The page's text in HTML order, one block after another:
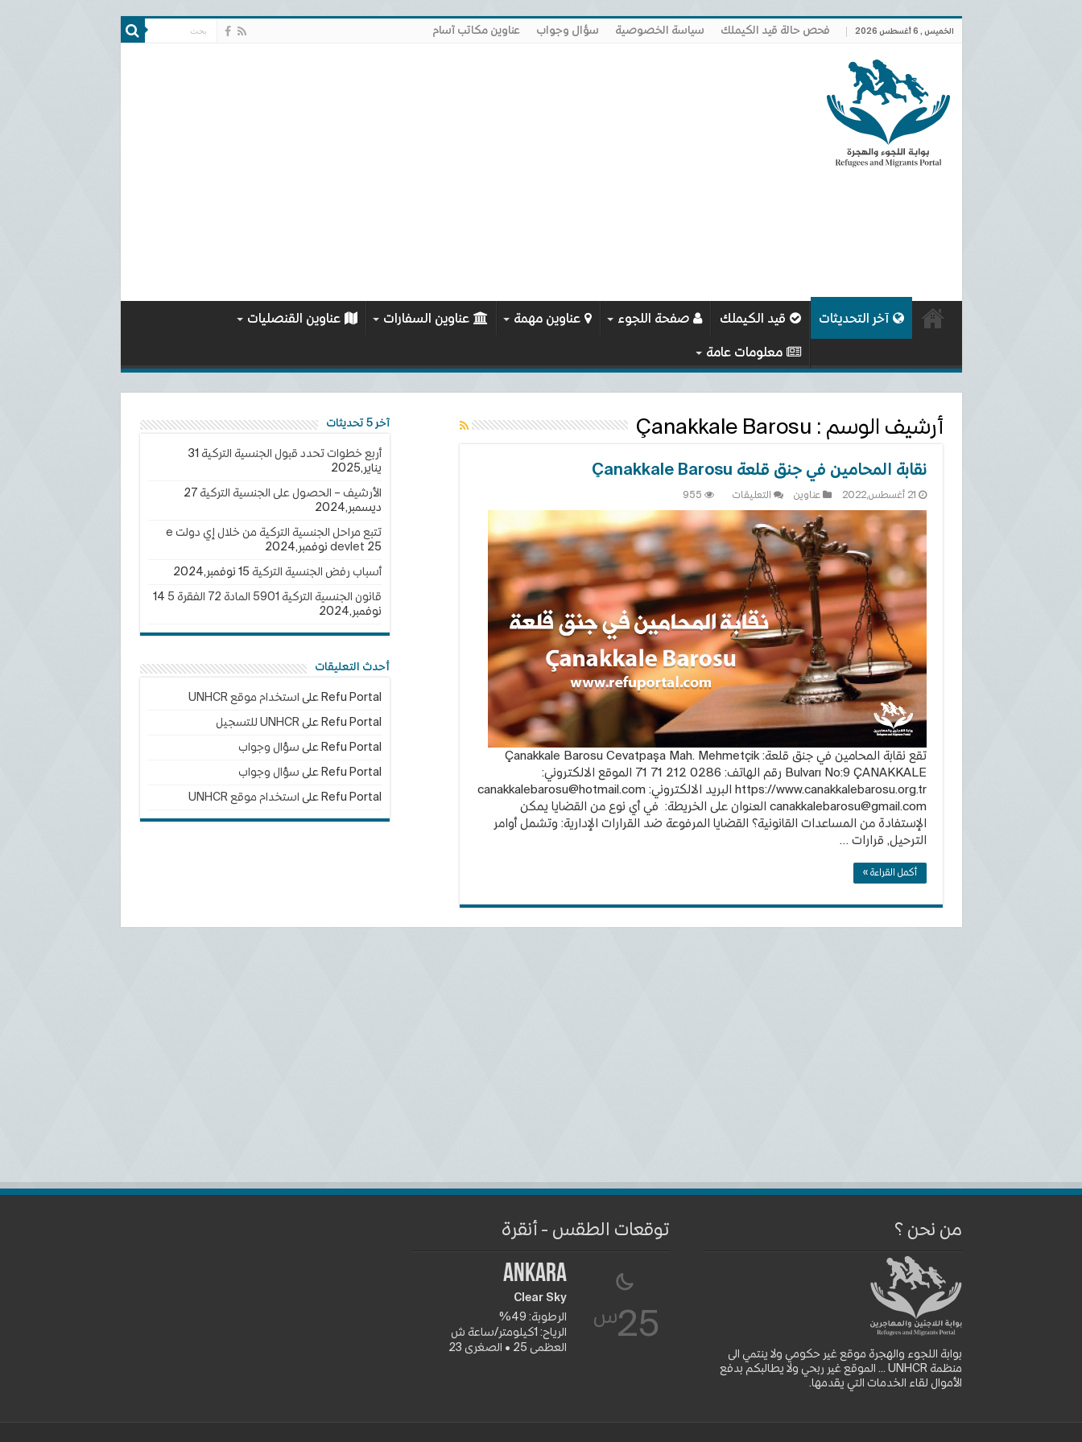
الخميس , 6 أغسطس 2026 فحص حالة قيد الكيملك سياسة الخصوصية سؤال وجواب عناوين مكاتب آسام
آخر التحديثات قيد الكيملك صفحة اللجوء عناوين مهمة عناوين السفارات عناوين القنصليات
معلومات عامة
أرشيف الوسم : Çanakkale Barosu
نقابة المحامين في جنق قلعة Çanakkale Barosu
21 أغسطس,2022 عناوين التعليقات
المحامين
في
جنق
قلعة
Çanakkale
Barosu
مغلقة
955
تقع نقابة المحامين في جنق قلعة: Çanakkale Barosu Cevatpaşa Mah. Mehmetçik
Bulvarı No:9 ÇANAKKALE رقم الهاتف: 0286 212 71 71 الموقع الالكتروني:
https://www.canakkalebarosu.org.tr البريد الالكتروني:
canakkalebarosu@hotmail.com
canakkalebarosu@gmail.com العنوان على الخريطة: في أي نوع من القضايا يمكن
الإستفادة من المساعدات القانونية؟ القضايا المرفوعة ضد القرارات الإدارية: وتشمل أوامر
الترحيل, قرارات …
أكمل القراءة »
آخر 5 تحديثات
أربع خطوات تحدد قبول الجنسية التركية 31
يناير,2025
الأرشيف – الحصول على الجنسية التركية 27
ديسمبر,2024
تتبع مراحل الجنسية التركية من خلال إي دولت e
devlet 25 نوفمبر,2024
أسباب رفض الجنسية التركية 15 نوفمبر,2024
قانون الجنسية التركية 5901 المادة 72 الفقرة 5
14
نوفمبر,2024
أحدث التعليقات
Refu Portal على استخدام موقع UNHCR
Refu Portal علىUNHCR للتسجيل
Refu Portal على سؤال وجواب
Refu Portal على سؤال وجواب
Refu Portal على استخدام موقع UNHCR
من نحن ؟
بوابة اللجوء والهجرة موقع غير حكومي ولا ينتمي الى
منظمة UNHCR ... الموقع غير ربحي ولا يطالبكم بدفع
الأموال لقاء الخدمات التي يقدمها.
توقعات الطقس - أنقرة
25س
Ankara
Clear Sky
الرطوبة: 49%
الرياح: 1كيلومتر/ساعة ش
العظمى 25 • الصغرى 23